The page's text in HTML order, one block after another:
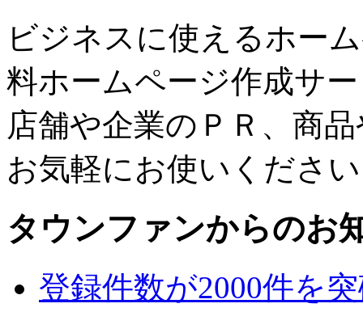
ビジネスに使えるホー
料ホームページ作成サ
店舗や企業のＰＲ、商
お気軽にお使いくださ
タウンファンからのお
登録件数が2000件を